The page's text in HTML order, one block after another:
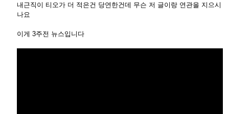
내근직이 티오가 더 적은건 당연한건데 무슨 저 글이랑 연관을 지으시
나요
이게 3주전 뉴스입니다